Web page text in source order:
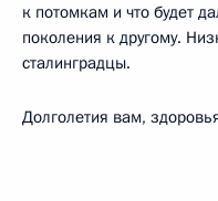
к потомкам и что будет
поколения к другому.
сталинградцы.
Долголетия вам,